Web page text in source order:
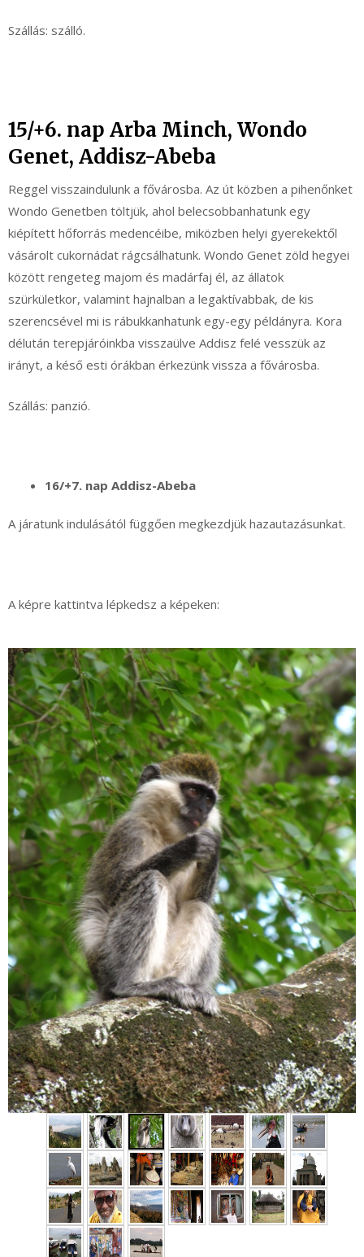
Szállás: szálló.
15/+6. nap Arba Minch, Wondo
Genet, Addisz-Abeba
Reggel visszaindulunk a fővárosba. Az út közben a pihenőnket
Wondo Genetben töltjük, ahol belecsobbanhatunk egy
kiépített hőforrás medencéibe, miközben helyi gyerekektől
vásárolt cukornádat rágcsálhatunk. Wondo Genet zöld hegyei
között rengeteg majom és madárfaj él, az állatok
szürkületkor, valamint hajnalban a legaktívabbak, de kis
szerencsével mi is rábukkanhatunk egy-egy példányra. Kora
délután terepjáróinkba visszaülve Addisz felé vesszük az
irányt, a késő esti órákban érkezünk vissza a fővárosba.
Szállás: panzió.
16/+7. nap Addisz-Abeba
A járatunk indulásától függően megkezdjük hazautazásunkat.
A képre kattintva lépkedsz a képeken: